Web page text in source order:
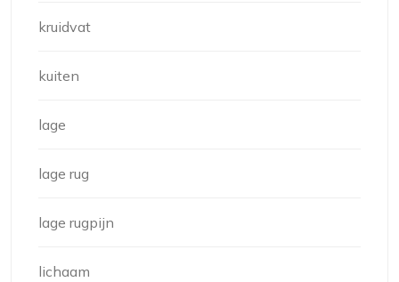
kruidvat
kuiten
lage
lage rug
lage rugpijn
lichaam